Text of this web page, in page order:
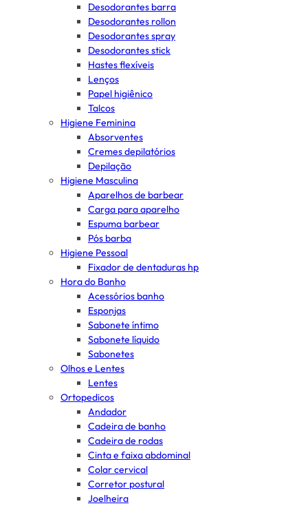
Desodorantes barra
Desodorantes rollon
Desodorantes spray
Desodorantes stick
Hastes flexíveis
Lenços
Papel higiênico
Talcos
Higiene Feminina
Absorventes
Cremes depilatórios
Depilação
Higiene Masculina
Aparelhos de barbear
Carga para aparelho
Espuma barbear
Pós barba
Higiene Pessoal
Fixador de dentaduras hp
Hora do Banho
Acessórios banho
Esponjas
Sabonete íntimo
Sabonete líquido
Sabonetes
Olhos e Lentes
Lentes
Ortopedicos
Andador
Cadeira de banho
Cadeira de rodas
Cinta e faixa abdominal
Colar cervical
Corretor postural
Joelheira